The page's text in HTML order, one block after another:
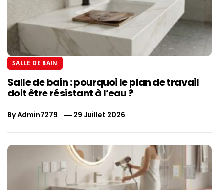
SALLE DE BAIN
Salle de bain : pourquoi le plan de travail
doit être résistant à l’eau ?
ByAdmin7279 29 Juillet 2026